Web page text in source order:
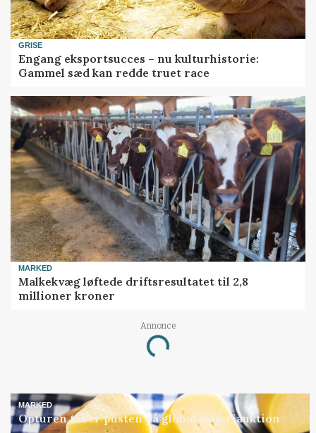
GRISE
Engang eksportsucces – nu kulturhistorie:
Gammel sæd kan redde truet race
MARKED
Malkekvæg løftede driftsresultatet til 2,8
millioner kroner
Annonce
Loading...
MARKED
Opturen taber pusten på global mejeriauktion